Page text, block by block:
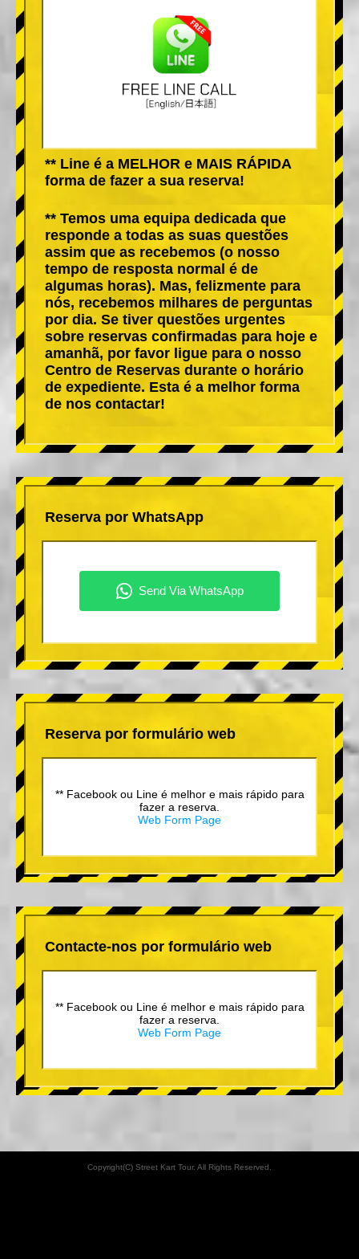
** Line é a MELHOR e MAIS RÁPIDA
forma de fazer a sua reserva!
** Temos uma equipa dedicada que
responde a todas as suas questões
assim que as recebemos (o nosso
tempo de resposta normal é de
algumas horas). Mas, felizmente para
nós, recebemos milhares de perguntas
por dia. Se tiver questões urgentes
sobre reservas confirmadas para hoje e
amanhã, por favor ligue para o nosso
Centro de Reservas durante o horário
de expediente. Esta é a melhor forma
de nos contactar!
Reserva por WhatsApp
Reserva por formulário web
** Facebook ou Line é melhor e mais rápido para
fazer a reserva.
Web Form Page
Contacte-nos por formulário web
** Facebook ou Line é melhor e mais rápido para
fazer a reserva.
Web Form Page
Copyright(C) Street Kart Tour. All Rights Reserved.